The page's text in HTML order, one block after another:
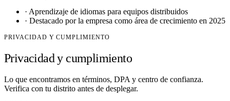
· Aprendizaje de idiomas para equipos distribuidos
· Destacado por la empresa como área de crecimiento en 2025
PRIVACIDAD Y CUMPLIMIENTO
Privacidad y cumplimiento
Lo que encontramos en términos, DPA y centro de confianza.
Verifica con tu distrito antes de desplegar.